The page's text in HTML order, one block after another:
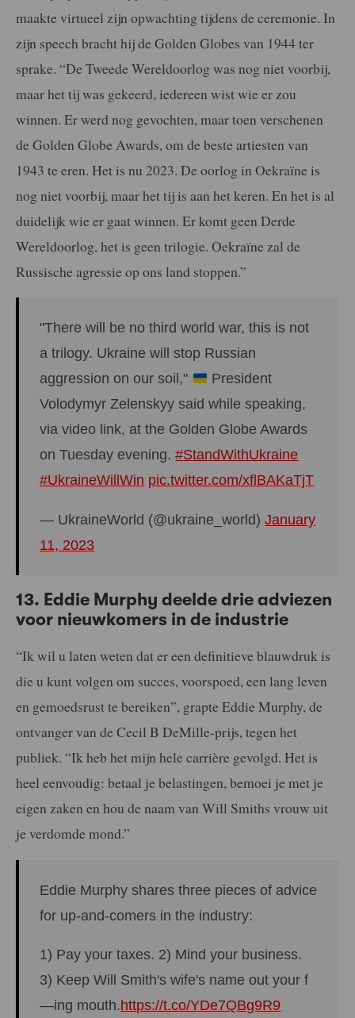
maakte virtueel zijn opwachting tijdens de ceremonie. In
zijn speech bracht hij de Golden Globes van 1944 ter
sprake. “De Tweede Wereldoorlog was nog niet voorbij,
maar het tij was gekeerd, iedereen wist wie er zou
winnen. Er werd nog gevochten, maar toen verschenen
de Golden Globe Awards, om de beste artiesten van
1943 te eren. Het is nu 2023. De oorlog in Oekraïne is
nog niet voorbij, maar het tij is aan het keren. En het is al
duidelijk wie er gaat winnen. Er komt geen Derde
Wereldoorlog, het is geen trilogie. Oekraïne zal de
Russische agressie op ons land stoppen.”
"There will be no third world war, this is not
a trilogy. Ukraine will stop Russian
aggression on our soil,"
President
Volodymyr Zelenskyy said while speaking,
via video link, at the Golden Globe Awards
on Tuesday evening.#StandWithUkraine
#UkraineWillWin pic.twitter.com/xflBAKaTjT
— UkraineWorld (@ukraine_world)January
11, 2023
13. Eddie Murphy deelde drie adviezen
voor nieuwkomers in de industrie
“Ik wil u laten weten dat er een definitieve blauwdruk is
die u kunt volgen om succes, voorspoed, een lang leven
en gemoedsrust te bereiken”, grapte Eddie Murphy, de
ontvanger van de Cecil B DeMille-prijs, tegen het
publiek. “Ik heb het mijn hele carrière gevolgd. Het is
heel eenvoudig: betaal je belastingen, bemoei je met je
eigen zaken en hou de naam van Will Smiths vrouw uit
je verdomde mond.”
Eddie Murphy shares three pieces of advice
for up-and-comers in the industry:
1) Pay your taxes. 2) Mind your business.
3) Keep Will Smith's wife's name out your f
—ing mouth.https://t.co/YDe7QBg9R9